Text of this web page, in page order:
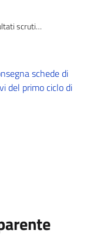
conclusivi del primo ciclo di istruzione.
schede di
del primo ciclo di